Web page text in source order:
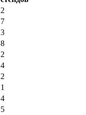
2
7
3
8
2
4
2
1
4
5